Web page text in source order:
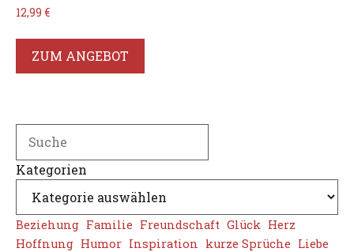
12,99 €
ZUM ANGEBOT
Kategorien
Beziehung Familie Freundschaft Glück Herz
Hoffnung Humor Inspiration kurze Sprüche Liebe